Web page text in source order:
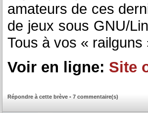
amateurs de ces
de jeux sous GNU/
Tous à vos « railguns
Voir en ligne: Site
Répondre à cette brève - 7 commentaire(s)